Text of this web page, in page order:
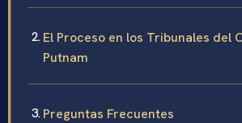
El Proceso en los Tribunales del
Putnam
Preguntas Frecuentes